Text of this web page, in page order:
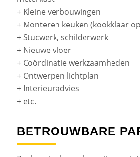
+ Kleine verbouwingen
+ Monteren keuken (kookklaar
+ Stucwerk, schilderwerk
+ Nieuwe vloer
+ Coördinatie werkzaamheden
+ Ontwerpen lichtplan
+ Interieuradvies
+ etc.
BETROUWBARE